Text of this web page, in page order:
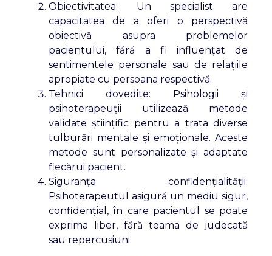
Obiectivitatea: Un specialist are
capacitatea de a oferi o perspectivă
obiectivă asupra problemelor
pacientului, fără a fi influențat de
sentimentele personale sau de relațiile
apropiate cu persoana respectivă.
Tehnici dovedite: Psihologii și
psihoterapeuții utilizează metode
validate științific pentru a trata diverse
tulburări mentale și emoționale. Aceste
metode sunt personalizate și adaptate
fiecărui pacient.
Siguranța confidențialității:
Psihoterapeutul asigură un mediu sigur,
confidențial, în care pacientul se poate
exprima liber, fără teama de judecată
sau repercusiuni.